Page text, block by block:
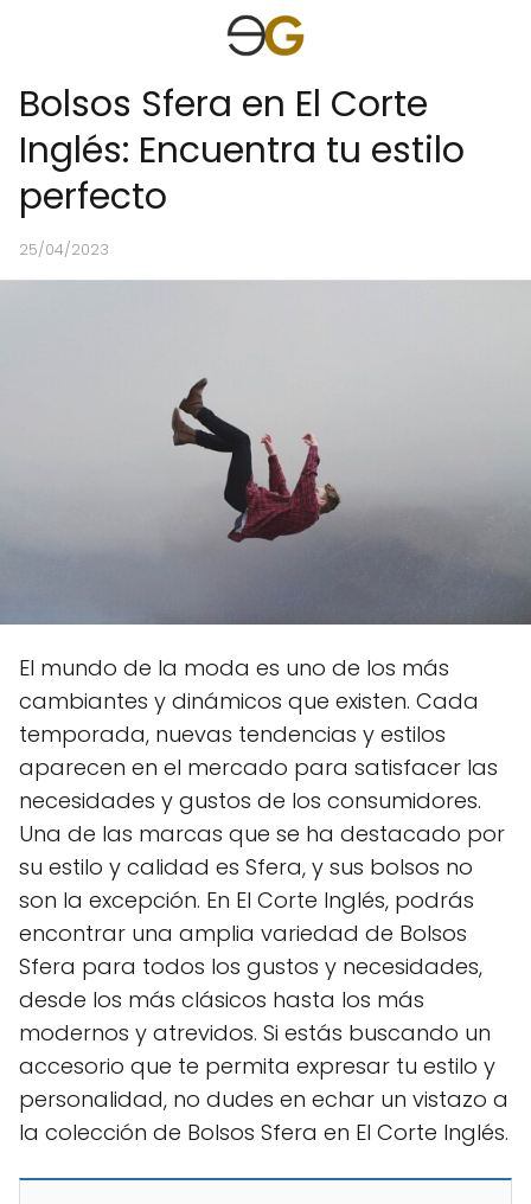
Bolsos Sfera en El Corte
Inglés: Encuentra tu estilo
perfecto
25/04/2023
El mundo de la moda es uno de los más
cambiantes y dinámicos que existen. Cada
temporada, nuevas tendencias y estilos
aparecen en el mercado para satisfacer las
necesidades y gustos de los consumidores.
Una de las marcas que se ha destacado por
su estilo y calidad es Sfera, y sus bolsos no
son la excepción. En El Corte Inglés, podrás
encontrar una amplia variedad de Bolsos
Sfera para todos los gustos y necesidades,
desde los más clásicos hasta los más
modernos y atrevidos. Si estás buscando un
accesorio que te permita expresar tu estilo y
personalidad, no dudes en echar un vistazo a
la colección de Bolsos Sfera en El Corte Inglés.